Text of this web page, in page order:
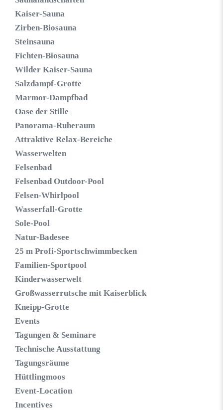
Kaiser-Sauna
Zirben-Biosauna
Steinsauna
Fichten-Biosauna
Wilder Kaiser-Sauna
Salzdampf-Grotte
Marmor-Dampfbad
Oase der Stille
Panorama-Ruheraum
Attraktive Relax-Bereiche
Wasserwelten
Felsenbad
Felsenbad Outdoor-Pool
Felsen-Whirlpool
Wasserfall-Grotte
Sole-Pool
Natur-Badesee
25 m Profi-Sportschwimmbecken
Familien-Sportpool
Kinderwasserwelt
Großwasserrutsche mit Kaiserblick
Kneipp-Grotte
Events
Tagungen & Seminare
Technische Ausstattung
Tagungsräume
Hüttlingmoos
Event-Location
Incentives